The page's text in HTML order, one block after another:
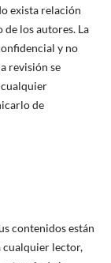
exista relación
los autores. La
y no
revisión se
de
contenidos están
cualquier lector,